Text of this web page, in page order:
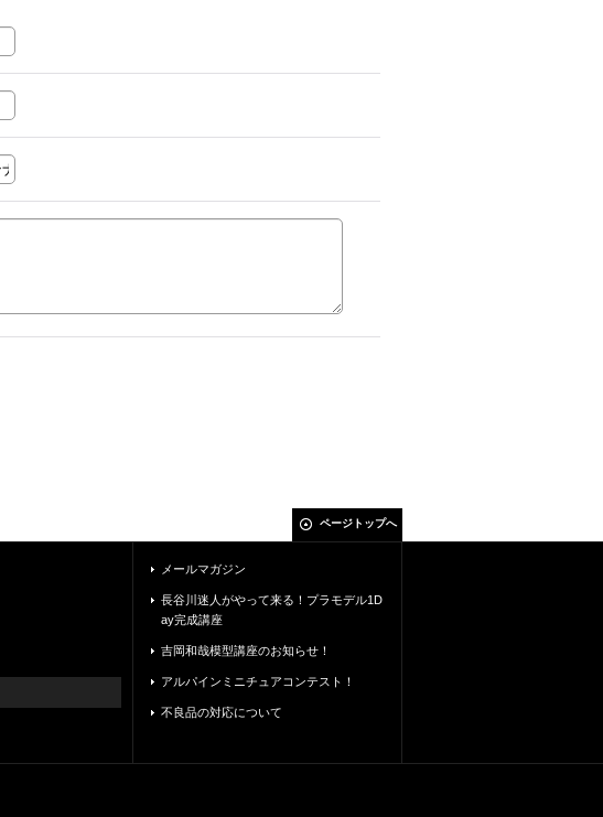
ページトップへ
メールマガジン
長谷川迷人がやって来る！プラモデル1D
ay完成講座
吉岡和哉模型講座のお知らせ！
アルパインミニチュアコンテスト！
不良品の対応について